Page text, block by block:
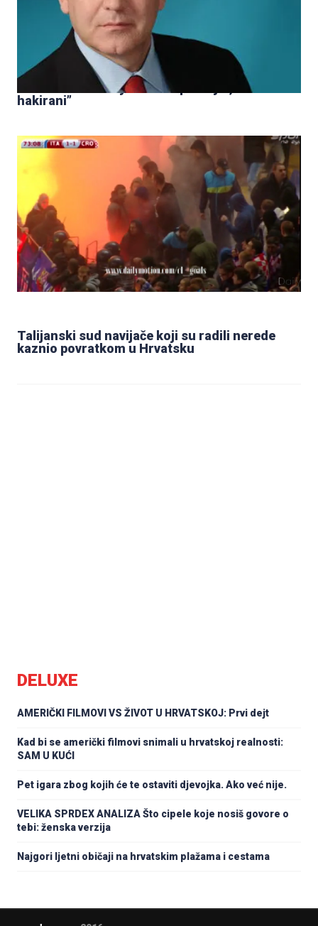
HDZ: “Sanader nije bio naš premijer, bili smo
hakirani”
Talijanski sud navijače koji su radili nerede
kaznio povratkom u Hrvatsku
DELUXE
AMERIČKI FILMOVI VS ŽIVOT U HRVATSKOJ: Prvi dejt
Kad bi se američki filmovi snimali u hrvatskoj realnosti:
SAM U KUĆI
Pet igara zbog kojih će te ostaviti djevojka. Ako već nije.
VELIKA SPRDEX ANALIZA Što cipele koje nosiš govore o
tebi: ženska verzija
Najgori ljetni običaji na hrvatskim plažama i cestama